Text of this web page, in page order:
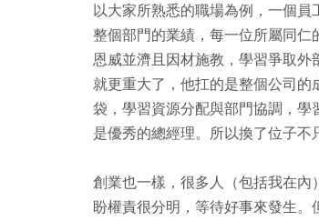
以大家所熟悉的職場為例，一個
整個部門的業績，每一位所屬同
恩威並濟且因材施教，學習爭取
就更重大了，他扛的是整個公司
袋，學習資源分配與部門協調，
是優秀的總經理。所以換了位子不
創業也一樣，很多人（包括我在
盼權責很分明，等待好事來發生